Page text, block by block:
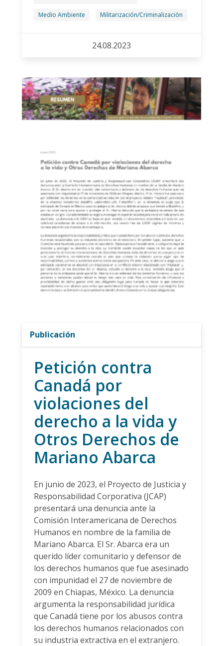
Medio Ambiente
Militarización/Criminalización
24.08.2023
Publicación
Petición contra
Canadá por
violaciones del
derecho a la vida y
Otros Derechos de
Mariano Abarca
En junio de 2023, el Proyecto de Justicia y
Responsabilidad Corporativa (JCAP)
presentará una denuncia ante la
Comisión Interamericana de Derechos
Humanos en nombre de la familia de
Mariano Abarca. El Sr. Abarca era un
querido líder comunitario y defensor de
los derechos humanos que fue asesinado
con impunidad el 27 de noviembre de
2009 en Chiapas, México. La denuncia
argumenta la responsabilidad jurídica
que Canadá tiene por los abusos contra
los derechos humanos relacionados con
su industria extractiva en el extranjero.